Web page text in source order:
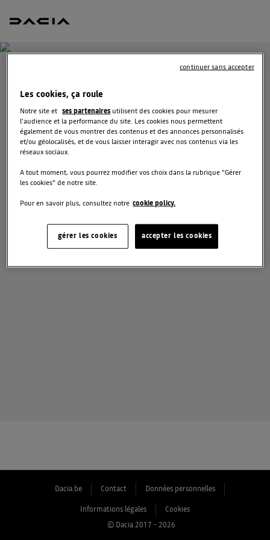
RÉSERVEZ UN ESSAI
POUR BIGSTER
Vous vous demandez quel véhicule est fait pour vous ?
Réservez l’un de nos modèles pour profiter d’un essai
Dacia.be Contact Données personnelles
Informations légales
Cookies
© Dacia 2017 - 2026
Les cookies, ça roule
Notre site et ses partenaires utilisent des cookies pour mesurer
l'audience et la performance du site. Les cookies nous permettent
également de vous montrer des contenus et des annonces personnalisés
et/ou géolocalisés, et de vous laisser interagir avec nos contenus via les
réseaux sociaux.
A tout moment, vous pourrez modifier vos choix dans la rubrique "Gérer
les cookies" de notre site.
Pour en savoir plus, consultez notre cookie policy.
accepter les cookies
gérer les cookies
continuer sans accepter